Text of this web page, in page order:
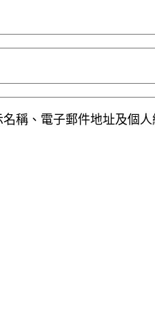
稱、電子郵件地址及個